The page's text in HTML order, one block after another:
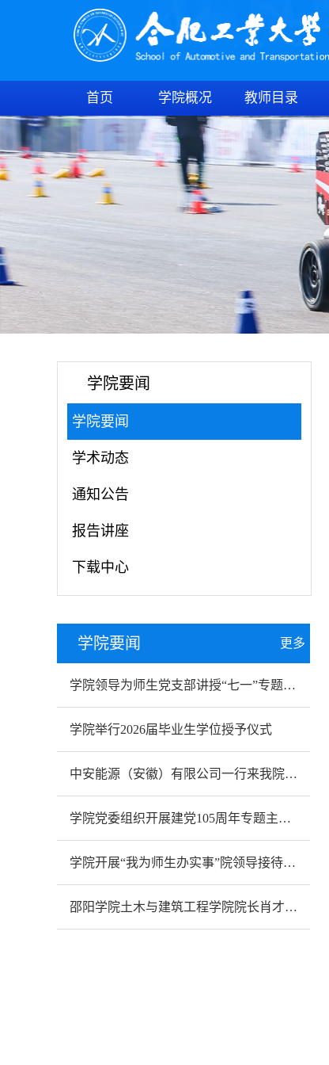
首页 学院概况 教师目录
学院要闻
学院要闻
学术动态
通知公告
报告讲座
下载中心
学院要闻 更多
学院领导为师生党支部讲授“七一”专题党课
学院举行2026届毕业生学位授予仪式
中安能源（安徽）有限公司一行来我院开展合作交流
学院党委组织开展建党105周年专题主题党日活动
学院开展“我为师生办实事”院领导接待日活动
‌邵阳学院土木与建筑工程学院院长肖才远一行来我院交流智慧交通专业建设